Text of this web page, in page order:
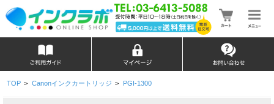
TOP > Canonインクカートリッジ > PGI-1300